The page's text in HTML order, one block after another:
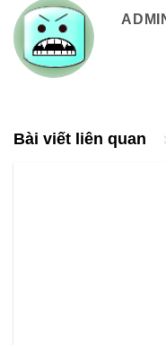
Bài viết liên quan